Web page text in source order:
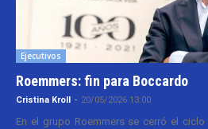
Ejecutivos
Roemmers: fin para Boccardo
Cristina Kroll - 20/05/2026 13:00
En el grupo Roemmers se cerró el